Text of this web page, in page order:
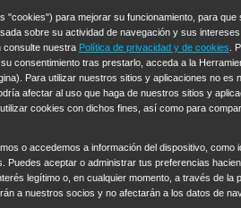
Selecciona un
de Videos
of Cards Despedida Salvaje
Rex Diez libras y un sueño Mr
casos de Susan Ryeland: Moonflower
NCIS: Nueva Orleans Pandora En
cerrado Alert: Unidad de
"cookies") para mejorar su funcionamiento, para que
sobre su actividad de navegación y sus
consulte nuestra Política de privacidad y de cookies .
consentimiento tras prestarlo, acceda a la
Para utilizar nuestros sitios y aplicaciones no es
afectar al uso que haga de nuestros sitios y
cookies con dichos fines, así como para
o accedemos a información del dispositivo, como
aceptar o administrar tus preferencias
legítimo o, en cualquier momento, a través de la
a nuestros socios y no afectarán a los datos de